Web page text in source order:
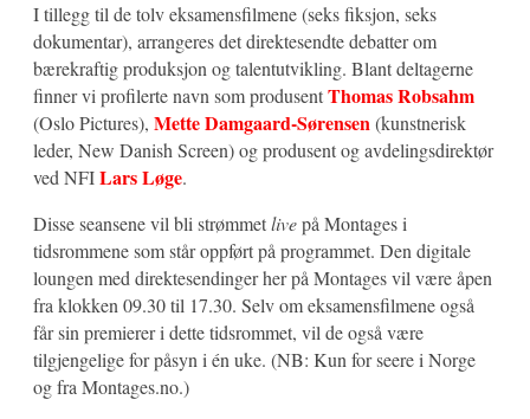
I tillegg til de tolv eksamensfilmene (seks fiksjon, seks
dokumentar), arrangeres det direktesendte debatter om
bærekraftig produksjon og talentutvikling. Blant deltagerne
finner vi profilerte navn som produsentThomas Robsahm
(Oslo Pictures), Mette Damgaard-Sørensen(kunstnerisk
leder, New Danish Screen) og produsent og avdelingsdirektør
ved NFILars Løge.
Disse seansene vil bli strømmetlivepå Montages i
tidsrommene som står oppført på programmet. Den digitale
loungen med direktesendinger her på Montages vil være åpen
fra klokken 09.30 til 17.30. Selv om eksamensfilmene også
får sin premierer i dette tidsrommet, vil de også være
tilgjengelige for påsyn i én uke. (NB: Kun for seere i Norge
og fra Montages.no.)